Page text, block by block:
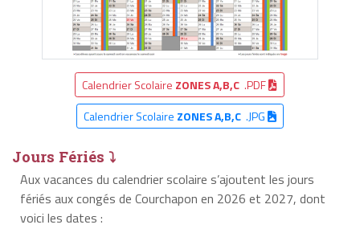
Calendrier Scolaire ZONES A,B,C .PDF
Calendrier Scolaire ZONES A,B,C.JPG
Jours Fériés ⤵
Aux vacances du calendrier scolaire s’ajoutent les jours
fériés aux congés de Courchapon en 2026 et 2027, dont
voici les dates :